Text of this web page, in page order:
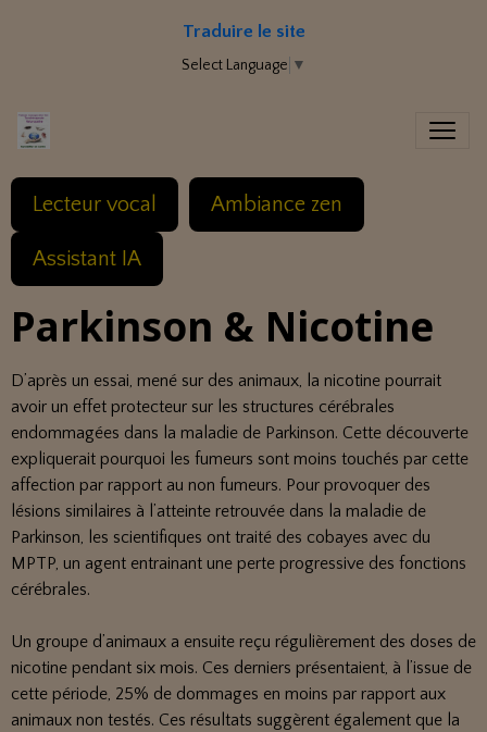
Traduire le site
Select Language ▼
Lecteur vocal Ambiance zen
Assistant IA
Parkinson & Nicotine
D’après un essai, mené sur des animaux, la nicotine pourrait
avoir un effet protecteur sur les structures cérébrales
endommagées dans la maladie de Parkinson. Cette découverte
expliquerait pourquoi les fumeurs sont moins touchés par cette
affection par rapport au non fumeurs. Pour provoquer des
lésions similaires à l’atteinte retrouvée dans la maladie de
Parkinson, les scientifiques ont traité des cobayes avec du
MPTP, un agent entrainant une perte progressive des fonctions
cérébrales.
Un groupe d’animaux a ensuite reçu régulièrement des doses de
nicotine pendant six mois. Ces derniers présentaient, à l’issue de
cette période, 25% de dommages en moins par rapport aux
animaux non testés. Ces résultats suggèrent également que la